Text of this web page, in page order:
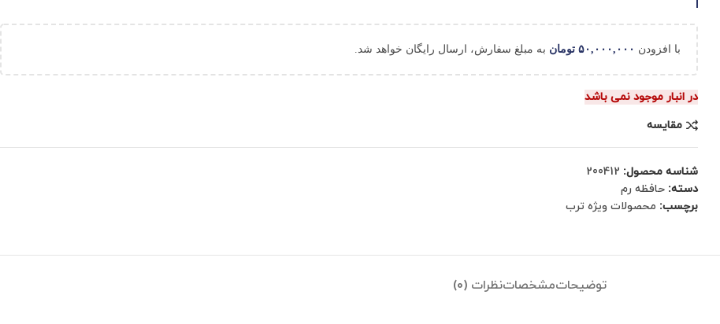
با افزودن ۵۰,۰۰۰,۰۰۰ تومان به مبلغ سفارش، ارسال رایگان خواهد شد.
در انبار موجود نمی باشد
مقایسه
شناسه محصول: 200412
دسته: حافظه رم
برچسب: محصولات ویژه ترب
توضیحاتمشخصاتنظرات (0)